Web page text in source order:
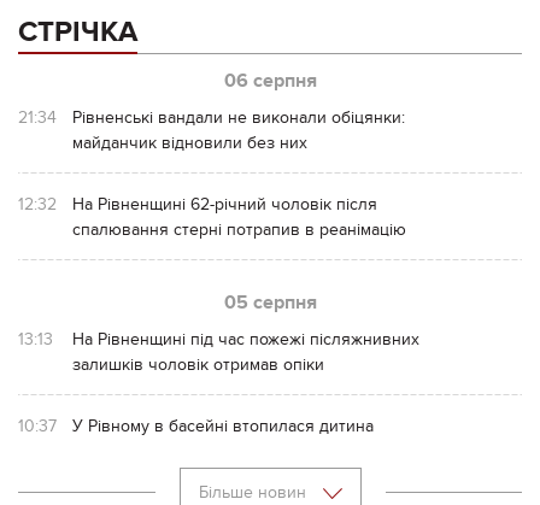
СТРІЧКА
06 серпня
21:34
Рівненські вандали не виконали обіцянки:
майданчик відновили без них
12:32
На Рівненщині 62-річний чоловік після
спалювання стерні потрапив в реанімацію
05 серпня
13:13
На Рівненщині під час пожежі післяжнивних
залишків чоловік отримав опіки
10:37 У Рівному в басейні втопилася дитина
Більше новин